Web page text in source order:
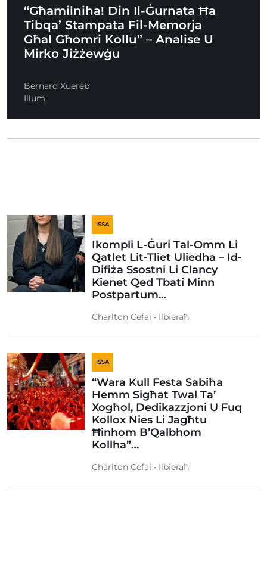
“Għamilniha! Din Il-Ġurnata Ħa
Tibqa’ Stampata Fil-Memorja
Għal Għomri Kollu” – Analise U
Mirko Jiżżewġu
Bernard Xuereb
Illum
ISSA
Ikompli L-Ġuri Tal-Omm Li
Qatlet Lit-Tliet Uliedha – Id-
Difiża Ssostni Li Clancy
Kienet Qed Tbati Minn
Postpartum…
Charlton Cefai • Ilbieraħ
ISSA
“Wara Kull Festa Sabiħa
Hemm Sigħat Twal Ta’
Xogħol, Dedikazzjoni U Fuq
Kollox Nies Li Jagħtu
Ħinhom B’Qalbhom
Kollha”…
Charlton Cefai • Ilbieraħ